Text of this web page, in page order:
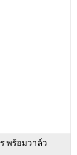
พร้อมวาล์ว